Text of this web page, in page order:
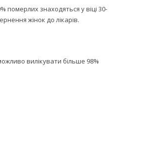
померлих знаходяться у віці 30-
жінок до лікарів.
вилікувати більше 98%